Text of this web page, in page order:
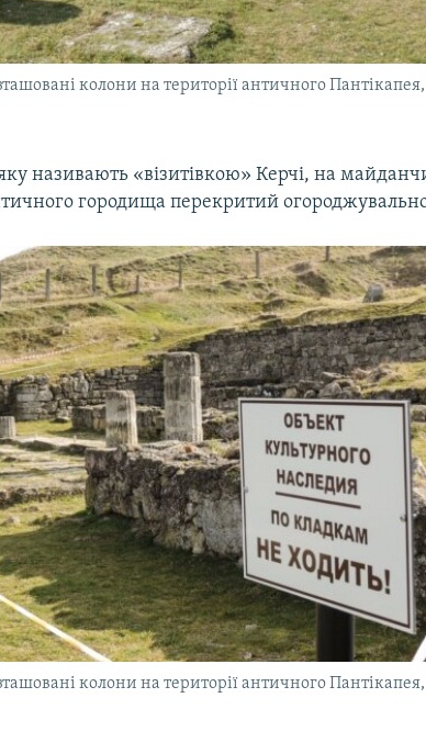
колони на території античного
називають «візитівкою» Керчі, на
городища перекритий
колони на території античного